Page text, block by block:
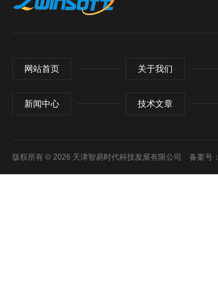
网站首页 关于我们
新闻中心 技术文章
版权所有 © 2026 天津智易时代科技发展有限公司 备案号